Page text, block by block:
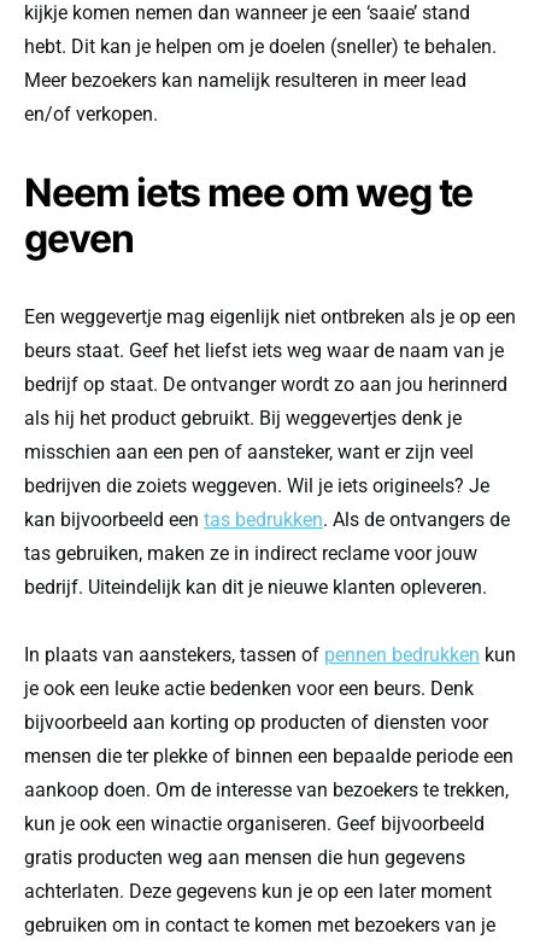
kijkje komen nemen dan wanneer je een ‘saaie’ stand
hebt. Dit kan je helpen om je doelen (sneller) te behalen.
Meer bezoekers kan namelijk resulteren in meer lead
en/of verkopen.
Neem iets mee om weg te
geven
Een weggevertje mag eigenlijk niet ontbreken als je op een
beurs staat. Geef het liefst iets weg waar de naam van je
bedrijf op staat. De ontvanger wordt zo aan jou herinnerd
als hij het product gebruikt. Bij weggevertjes denk je
misschien aan een pen of aansteker, want er zijn veel
bedrijven die zoiets weggeven. Wil je iets origineels? Je
kan bijvoorbeeld een tas bedrukken. Als de ontvangers de
tas gebruiken, maken ze in indirect reclame voor jouw
bedrijf. Uiteindelijk kan dit je nieuwe klanten opleveren.
In plaats van aanstekers, tassen of pennen bedrukken kun
je ook een leuke actie bedenken voor een beurs. Denk
bijvoorbeeld aan korting op producten of diensten voor
mensen die ter plekke of binnen een bepaalde periode een
aankoop doen. Om de interesse van bezoekers te trekken,
kun je ook een winactie organiseren. Geef bijvoorbeeld
gratis producten weg aan mensen die hun gegevens
achterlaten. Deze gegevens kun je op een later moment
gebruiken om in contact te komen met bezoekers van je